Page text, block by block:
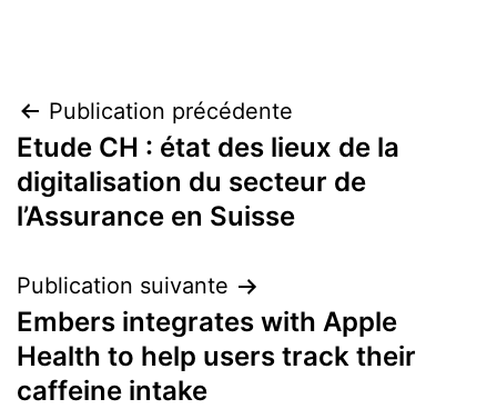
Navigation
de
l’article
Publication précédente
Etude CH : état des lieux de la
digitalisation du secteur de
l’Assurance en Suisse
Publication suivante
Embers integrates with Apple
Health to help users track their
caffeine intake